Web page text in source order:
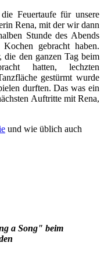
Feuertaufe für unsere
Rena, mit der wir dann
Stunde des Abends
gebracht haben.
die den ganzen Tag beim
hatten, lechzten
gestürmt wurde
durften. Das was ein
Auftritte mit Rena,
und wie üblich auch
a Song" beim